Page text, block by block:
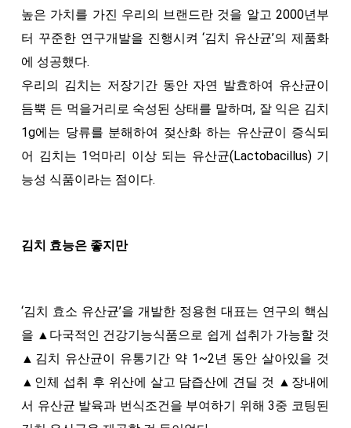
높은 가치를 가진 우리의 브랜드란 것을 알고 2000년부
터 꾸준한 연구개발을 진행시켜 ‘김치 유산균’의 제품화
에 성공했다.
우리의 김치는 저장기간 동안 자연 발효하여 유산균이
듬뿍 든 먹을거리로 숙성된 상태를 말하며, 잘 익은 김치
1g에는 당류를 분해하여 젖산화 하는 유산균이 증식되
어 김치는 1억마리 이상 되는 유산균(Lactobacillus) 기
능성 식품이라는 점이다.
김치 효능은 좋지만
‘김치 효소 유산균’을 개발한 정용현 대표는 연구의 핵심
을 ▲다국적인 건강기능식품으로 쉽게 섭취가 가능할 것
▲김치 유산균이 유통기간 약 1~2년 동안 살아있을 것
▲인체 섭취 후 위산에 살고 담즙산에 견딜 것 ▲장내에
서 유산균 발육과 번식조건을 부여하기 위해 3중 코팅된